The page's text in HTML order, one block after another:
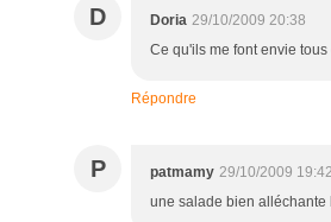
D Doria 29/10/2009 20:38
Ce qu'ils me font envie
Répondre
P patmamy 29/10/2009 19:42
une salade bien alléchante